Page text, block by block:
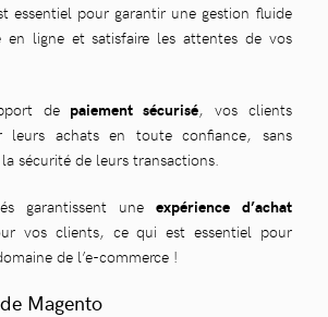
essentiel pour garantir une gestion fluide
en ligne et satisfaire les attentes de vos
de paiement sécurisé, vos clients
leurs achats en toute confiance, sans
sécurité de leurs transactions.
garantissent uneexpérience d’achat
vos clients, ce qui est essentiel pour
de l’e-commerce !
Magento